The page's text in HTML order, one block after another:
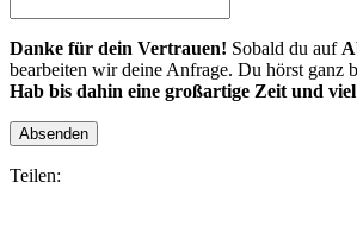
Danke für dein Vertrauen! Sobald du auf
bearbeiten wir deine Anfrage. Du hörst ganz
Hab bis dahin eine großartige Zeit und
Absenden
Teilen: